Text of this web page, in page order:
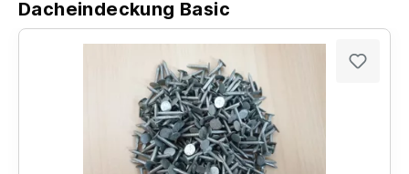
Dacheindeckung Basic